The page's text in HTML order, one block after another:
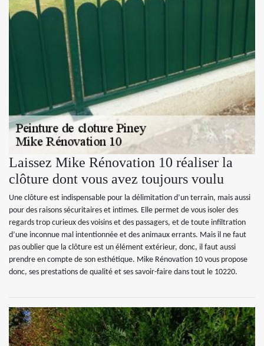
Laissez Mike Rénovation 10 réaliser la
clôture dont vous avez toujours voulu
Une clôture est indispensable pour la délimitation d’un terrain, mais aussi
pour des raisons sécuritaires et intimes. Elle permet de vous isoler des
regards trop curieux des voisins et des passagers, et de toute infiltration
d’une inconnue mal intentionnée et des animaux errants. Mais il ne faut
pas oublier que la clôture est un élément extérieur, donc, il faut aussi
prendre en compte de son esthétique. Mike Rénovation 10 vous propose
donc, ses prestations de qualité et ses savoir-faire dans tout le 10220.